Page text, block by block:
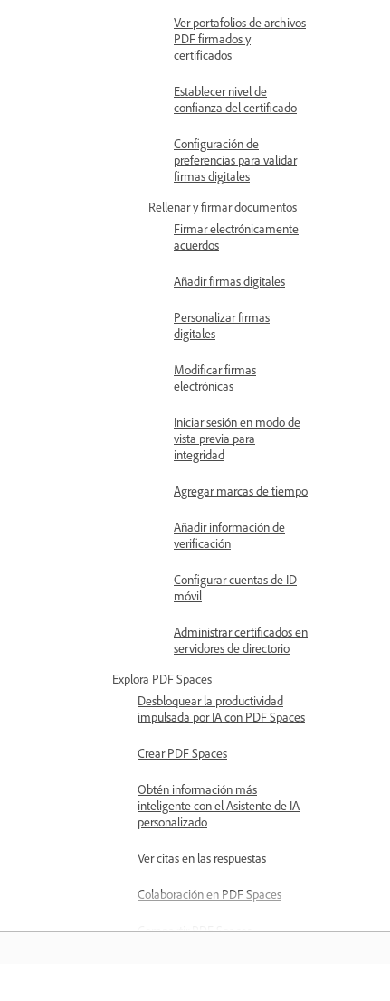
Ver portafolios de archivos
PDF firmados y
certificados
Establecer nivel de
confianza del certificado
Configuración de
preferencias para validar
firmas digitales
Rellenar y firmar documentos
Firmar electrónicamente
acuerdos
Añadir firmas digitales
Personalizar firmas
digitales
Modificar firmas
electrónicas
Iniciar sesión en modo de
vista previa para
integridad
Agregar marcas de tiempo
Añadir información de
verificación
Configurar cuentas de ID
móvil
Administrar certificados en
servidores de directorio
Explora PDF Spaces
Desbloquear la productividad
impulsada por IA con PDF Spaces
Crear PDF Spaces
Obtén información más
inteligente con el Asistente de IA
personalizado
Ver citas en las respuestas
Colaboración en PDF Spaces
Compartir PDF Spaces